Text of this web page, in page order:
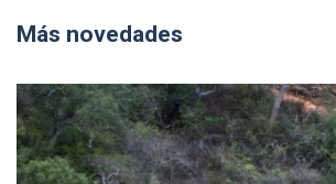
Más novedades